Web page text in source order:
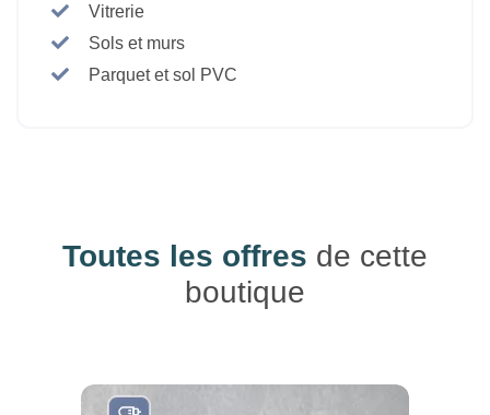
Vitrerie
Sols et murs
Parquet et sol PVC
Toutes les offres de cette
boutique